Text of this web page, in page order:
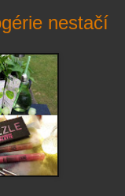
nestačí